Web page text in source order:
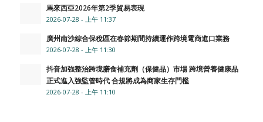
馬來西亞2026年第2季貿易表現
2026-07-28 - 上午 11:37
廣州南沙綜合保稅區在春節期間持續運作跨境電商進口業務
2026-07-28 - 上午 11:30
抖音加強整治跨境膳食補充劑（保健品）市場 跨境營養健康品
正式進入強監管時代 合規將成為商家生存門檻
2026-07-28 - 上午 11:10